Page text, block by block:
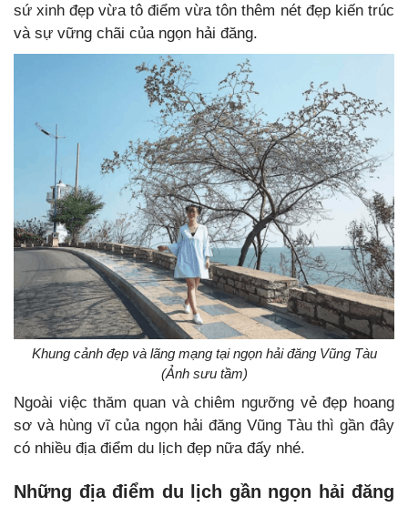
sứ xinh đẹp vừa tô điểm vừa tôn thêm nét đẹp kiến trúc
và sự vững chãi của ngọn hải đăng.
Khung cảnh đẹp và lãng mạng tại ngọn hải đăng Vũng Tàu
(Ảnh sưu tầm)
Ngoài việc thăm quan và chiêm ngưỡng vẻ đẹp hoang
sơ và hùng vĩ của ngọn hải đăng Vũng Tàu thì gần đây
có nhiều địa điểm du lịch đẹp nữa đấy nhé.
Những địa điểm du lịch gần ngọn hải đăng